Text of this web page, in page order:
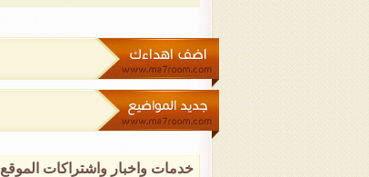
خدمات واخبار واشتراكات الموقع